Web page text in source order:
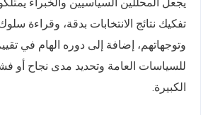
تفكيك نتائج الانتخابات بدقة، وقراءة
وتوجهاتهم، إضافة إلى دوره الهام في
للسياسات العامة وتحديد مدى نجاح أو
الكبيرة.